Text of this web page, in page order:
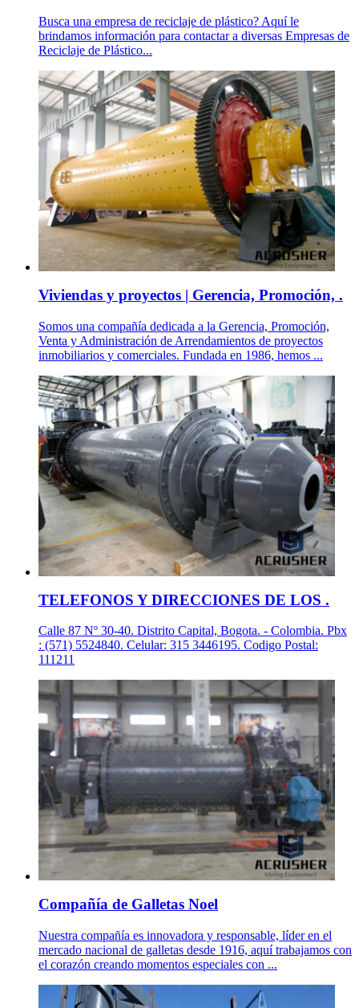
Busca una empresa de reciclaje de plástico? Aquí le
brindamos información para contactar a diversas Empresas de
Reciclaje de Plástico...
Viviendas y proyectos | Gerencia, Promoción, .
Somos una compañía dedicada a la Gerencia, Promoción,
Venta y Administración de Arrendamientos de proyectos
inmobiliarios y comerciales. Fundada en 1986, hemos ...
TELEFONOS Y DIRECCIONES DE LOS .
Calle 87 Nº 30-40. Distrito Capital, Bogota. - Colombia. Pbx
: (571) 5524840. Celular: 315 3446195. Codigo Postal:
111211
Compañía de Galletas Noel
Nuestra compañía es innovadora y responsable, líder en el
mercado nacional de galletas desde 1916, aquí trabajamos con
el corazón creando momentos especiales con ...